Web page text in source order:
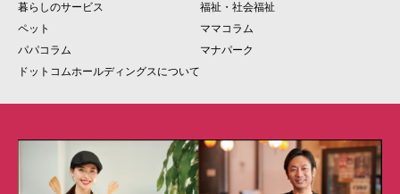
暮らしのサービス
福祉・社会福祉
ペット
ママコラム
パパコラム
マナパーク
ドットコムホールディングスについて